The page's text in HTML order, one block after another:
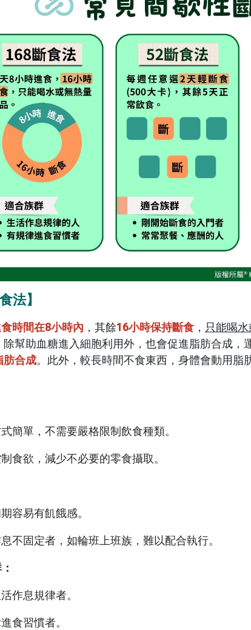
法】
時間在8小時內 ，其餘16小時保持斷食 ， 只能喝
除幫助血糖進入細胞利用外，也會促進脂肪合成，
肪合成。此外，較長時間不食東西，身體會動用脂
簡單，不需要嚴格限制飲食種類。
食欲，減少不必要的零食攝取。
容易有飢餓感。
不固定者，如輪班上班族，難以配合執行。
作息規律者。
食習慣者。